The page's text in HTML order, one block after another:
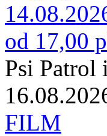
od 17,00
Psi Patrol
FILM